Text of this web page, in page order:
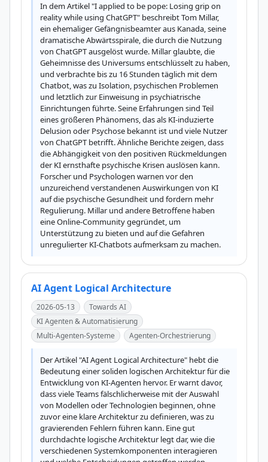
In dem Artikel "I applied to be pope: Losing grip on
reality while using ChatGPT" beschreibt Tom Millar,
ein ehemaliger Gefängnisbeamter aus Kanada, seine
dramatische Abwärtsspirale, die durch die Nutzung
von ChatGPT ausgelöst wurde. Millar glaubte, die
Geheimnisse des Universums entschlüsselt zu haben,
und verbrachte bis zu 16 Stunden täglich mit dem
Chatbot, was zu Isolation, psychischen Problemen
und letztlich zur Einweisung in psychiatrische
Einrichtungen führte. Seine Erfahrungen sind Teil
eines größeren Phänomens, das als KI-induzierte
Delusion oder Psychose bekannt ist und viele Nutzer
von ChatGPT betrifft. Ähnliche Berichte zeigen, dass
die Abhängigkeit von den positiven Rückmeldungen
der KI ernsthafte psychische Krisen auslösen kann.
Forscher und Psychologen warnen vor den
unzureichend verstandenen Auswirkungen von KI
auf die psychische Gesundheit und fordern mehr
Regulierung. Millar und andere Betroffene haben
eine Online-Community gegründet, um
Unterstützung zu bieten und auf die Gefahren
unregulierter KI-Chatbots aufmerksam zu machen.
AI Agent Logical Architecture
2026-05-13
Towards AI
KI Agenten & Automatisierung
Multi-Agenten-Systeme
Agenten-Orchestrierung
Der Artikel "AI Agent Logical Architecture" hebt die
Bedeutung einer soliden logischen Architektur für die
Entwicklung von KI-Agenten hervor. Er warnt davor,
dass viele Teams fälschlicherweise mit der Auswahl
von Modellen oder Technologien beginnen, ohne
zuvor eine klare Architektur zu definieren, was zu
gravierenden Fehlern führen kann. Eine gut
durchdachte logische Architektur legt dar, wie die
verschiedenen Systemkomponenten interagieren